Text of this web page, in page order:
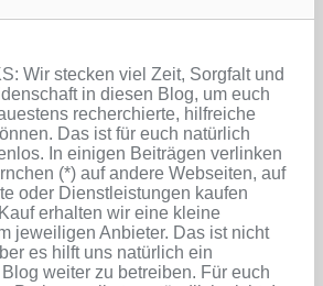
Wir stecken viel Zeit, Sorgfalt und
in diesen Blog, um euch
recherchierte, hilfreiche
Das ist für euch natürlich
In einigen Beiträgen verlinken
(*) auf andere Webseiten, auf
oder Dienstleistungen kaufen
erhalten wir eine kleine
jeweiligen Anbieter. Das ist nicht
es hilft uns natürlich ein
weiter zu betreiben. Für euch